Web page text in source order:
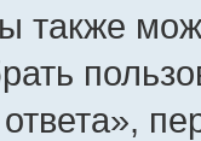
также